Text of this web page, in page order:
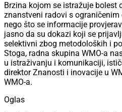
Brzina kojom se istražuje bolest
znanstveni radovi s
nego što se informacije
jasno da su dokazi koji se
selektivni zbog metodoloških i
Stoga, radna skupina WMO-a
u istraživanju i komunikaciji,
direktor Znanosti i inovacije u
WMO-a.
Oglas